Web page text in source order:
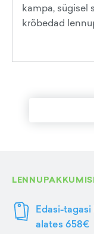
kampa, sügisel
krõbedad
Edasi-
alates 658€